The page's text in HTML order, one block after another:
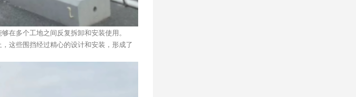
多个工地之间反复拆卸和安装使用。
这些围挡经过精心的设计和安装，形成了